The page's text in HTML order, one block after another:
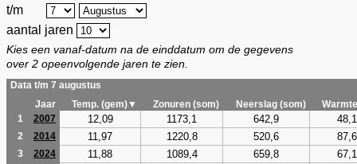
t/m
aantal jaren
Kies een vanaf-datum na de einddatum om de gegevens
over 2 opeenvolgende jaren te zien.
Data t/m 7 augustus
Jaar
Temp. (gem)▼ Zonuren (som) Neerslag (som)
1
2007 12,09 1173,1 642,9 48,1
2 2014 11,97 1220,8 520,6 87,6
3 2024 11,88 1089,4 659,8 67,1